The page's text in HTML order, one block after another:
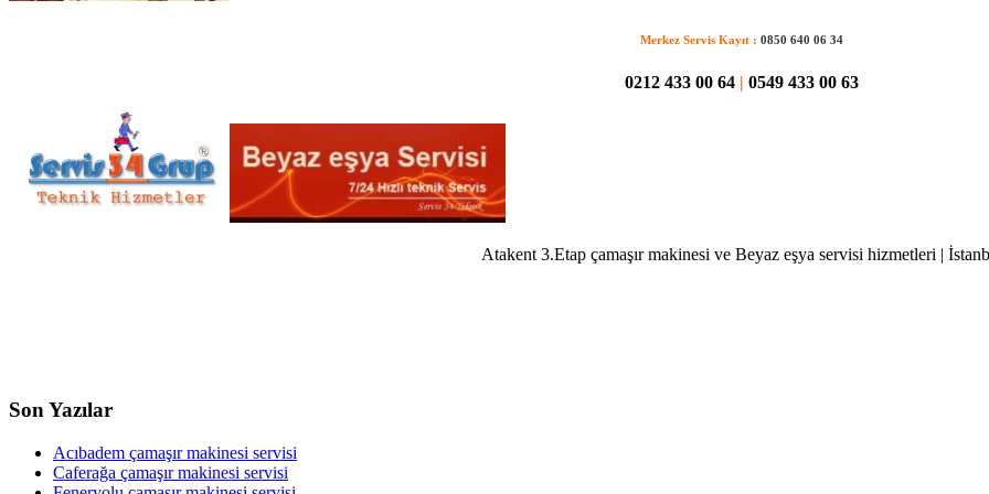
Merkez Servis Kayıt : 0850 640 06 34
0212 433 00 64 0549 433 00 63
Atakent 3.Etap çamaşır makinesi ve Beyaz eşya servisi hizmetleri |
Son Yazılar
Acıbadem çamaşır makinesi servisi
Caferağa çamaşır makinesi servisi